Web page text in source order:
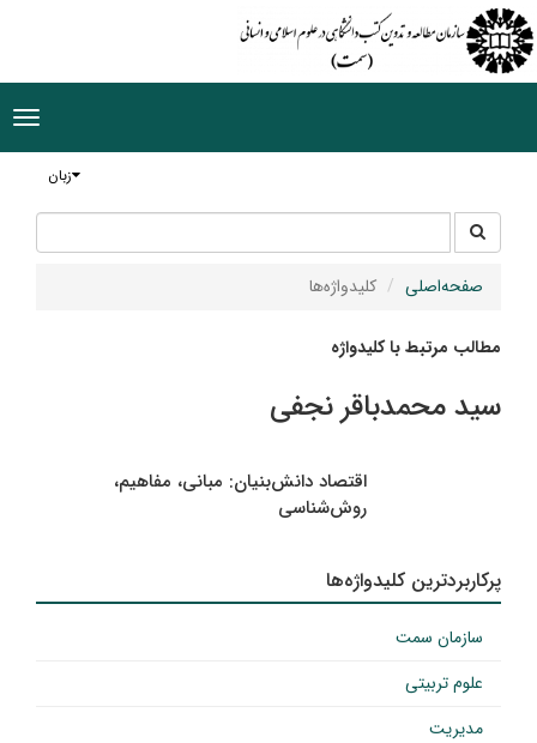
زبان
جستجو
در
سایت
صفحه‌اصلی کلیدواژه‌ها
مطالب مرتبط با کلیدواژه
سید محمدباقر نجفی
اقتصاد دانش‌بنیان: مبانی، مفاهیم،
روش‌شناسی
پرکاربردترین کلیدواژه‌ها
سازمان سمت
علوم تربیتی
مدیریت